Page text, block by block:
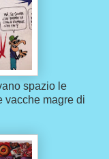
spazio le
vacche magre di